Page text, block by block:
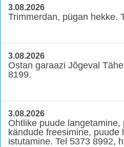
3.08.2026
Trimmerdan, pügan hekke.
3.08.2026
Ostan garaazi Jõgeval
8199.
3.08.2026
Ohtlike puude langetamine,
kändude freesimine, puude
istutamine. Tel 5373 8992,